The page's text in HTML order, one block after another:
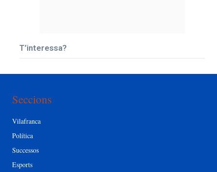
T’interessa?
Seccions
Vilafranca
Política
Successos
Esports